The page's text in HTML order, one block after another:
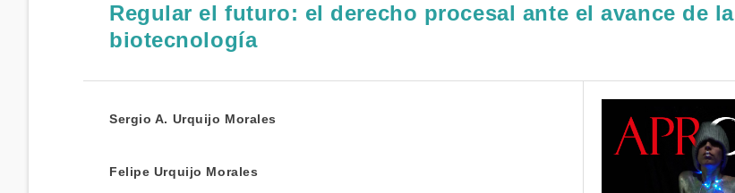
Regular el futuro: el derecho procesal ante el avance de la
biotecnología
Sergio A. Urquijo Morales
Felipe Urquijo Morales